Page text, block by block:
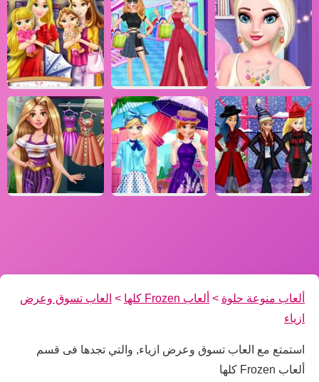
ألعاب منوعة حلوة > ألعاب Frozen كلها > العاب تسوق وعرض
ازياء
استمتع مع العاب تسوق وعرض ازياء, والتي تجدها فى قسم
ألعاب Frozen كلها